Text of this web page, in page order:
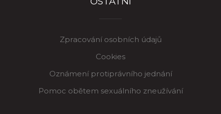
Zpracování osobních údajů
Cookies
Oznámení protiprávního jednání
Pomoc obětem sexuálního zneužívání